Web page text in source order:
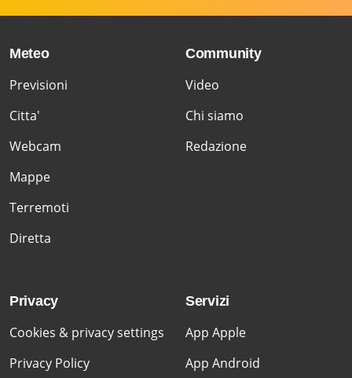
Meteo
Previsioni
Citta'
Webcam
Mappe
Terremoti
Diretta
Community
Video
Chi siamo
Redazione
Privacy
Cookies & privacy settings
Privacy Policy
Servizi
App Apple
App Android